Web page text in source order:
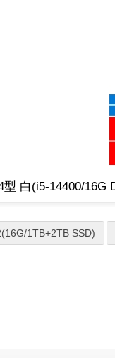
白(i5-14400/16G
1TB+2TB SSD)